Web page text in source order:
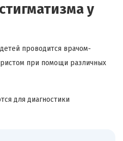
у
проводится врачом-
при помощи различных
для диагностики